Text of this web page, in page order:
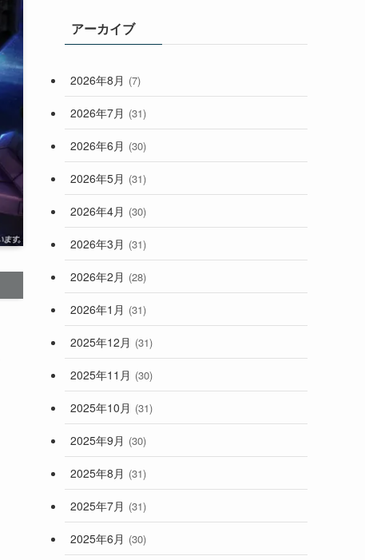
(33)
(248)
アーカイブ
2026年8月 (7)
2026年7月 (31)
2026年6月 (30)
2026年5月 (31)
2026年4月 (30)
2026年3月 (31)
2026年2月 (28)
2026年1月 (31)
2025年12月 (31)
2025年11月 (30)
2025年10月 (31)
2025年9月 (30)
2025年8月 (31)
2025年7月 (31)
2025年6月 (30)